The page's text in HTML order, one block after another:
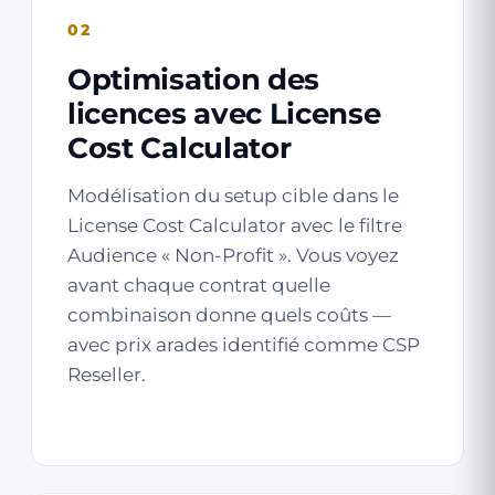
02
Optimisation des
licences avec License
Cost Calculator
Modélisation du setup cible dans le
License Cost Calculator avec le filtre
Audience « Non-Profit ». Vous voyez
avant chaque contrat quelle
combinaison donne quels coûts —
avec prix arades identifié comme CSP
Reseller.